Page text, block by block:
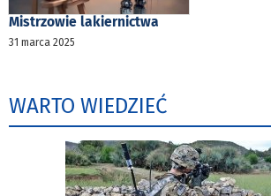
Mistrzowie lakiernictwa
31 marca 2025
WARTO WIEDZIEĆ